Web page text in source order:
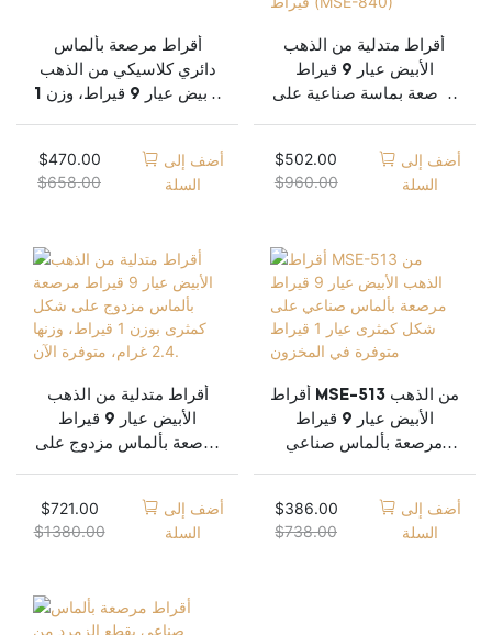
أقراط مرصعة بألماس
دائري كلاسيكي من الذهب
الأبيض عيار 9 قيراط، وزن 1
$470.00
$658.00
أضف إلى
السلة
أقراط متدلية من الذهب
الأبيض عيار 9 قيراط
مرصعة بماسة صناعية على
840)
$502.00
$960.00
أضف إلى
السلة
أقراط متدلية من الذهب
الأبيض عيار 9 قيراط
مرصعة بألماس مزدوج على
$721.00
$1380.00
أضف إلى
السلة
أقراط MSE-513 من الذهب
الأبيض عيار 9 قيراط
مرصعة بألماس صناعي
$386.00
$738.00
أضف إلى
السلة